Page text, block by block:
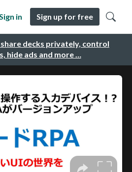
decks privately, control
hide ads and more …
in Sign up for free